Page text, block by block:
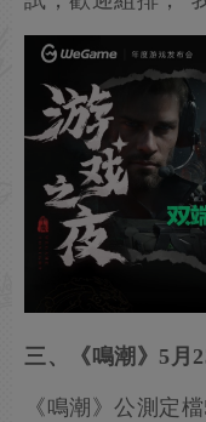
三、《鳴潮》5月
《鳴潮》公測定